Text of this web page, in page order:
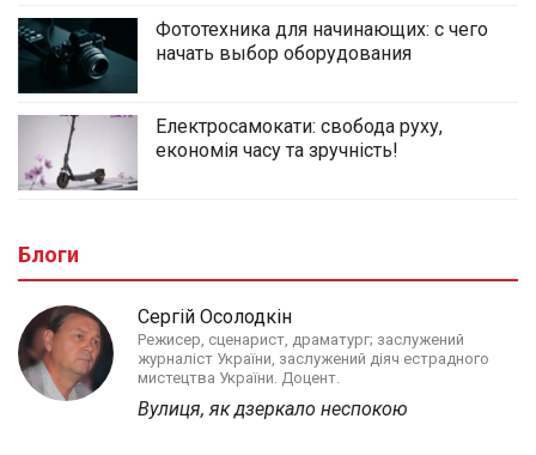
Фототехника для начинающих: с чего
начать выбор оборудования
Електросамокати: свобода руху,
економія часу та зручність!
Блоги
Сергій Осолодкін
Режисер, сценарист, драматург; заслужений
журналіст України, заслужений діяч естрадного
мистецтва України. Доцент.
Вулиця, як дзеркало неспокою